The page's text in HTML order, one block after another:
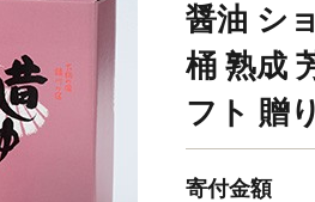
醤油 シ
桶 熟成
フト 贈
寄付金額